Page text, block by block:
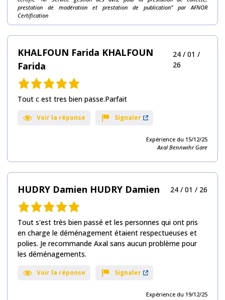
prestation de modération et prestation de publication” par AFNOR
Certification
KHALFOUN Farida KHALFOUN
Farida
24 / 01 /
26
Note
de
5,0
sur
Tout c est tres bien passe.Parfait
Voir la réponse Signaler
Expérience du 15/12/25
Axal Bennwihr Gare
HUDRY Damien HUDRY Damien
24 / 01 / 26
Note
de
5,0
sur
10
avis
Tout s'est très bien passé et les personnes qui ont pris
en charge le déménagement étaient respectueuses et
polies. Je recommande Axal sans aucun problème pour
les déménagements.
Voir la réponse Signaler
Expérience du 19/12/25